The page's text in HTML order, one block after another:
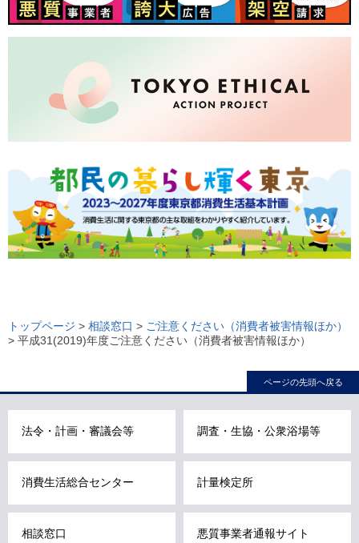
ー
カ
トップページ > 相談窓口 > ご注意ください（消費者被害情報ほか）
> 平成31(2019)年度ご注意ください（消費者被害情報ほか）
ページの先頭へ戻る
法令・計画・審議会等 調査・生協・公衆浴場等
消費生活総合センター 計量検定所
相談窓口 悪質事業者通報サイト